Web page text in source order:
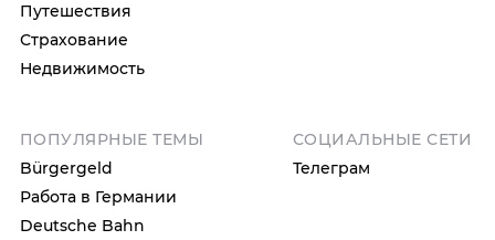
Путешествия
Страхование
Недвижимость
ПОПУЛЯРНЫЕ ТЕМЫ
Bürgergeld
Работа в Германии
Deutsche Bahn
СОЦИАЛЬНЫЕ СЕТИ
Телеграм